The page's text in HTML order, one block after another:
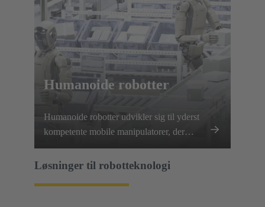
Humanoide robotter
Humanoide robotter udvikler sig til yderst
kompetente mobile manipulatorer, der
kræver, at alle led, lemmer og sensorer
kommunikerer og fungerer fejlfrit.
Løsninger til robotteknologi